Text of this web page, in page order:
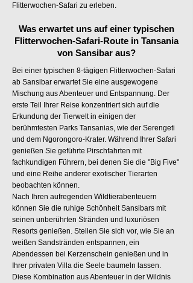
Flitterwochen-Safari zu erleben.
Was erwartet uns auf einer typischen
Flitterwochen-Safari-Route in Tansania
von Sansibar aus?
Bei einer typischen 8-tägigen Flitterwochen-Safari
ab Sansibar erwartet Sie eine ausgewogene
Mischung aus Abenteuer und Entspannung. Der
erste Teil Ihrer Reise konzentriert sich auf die
Erkundung der Tierwelt in einigen der
berühmtesten Parks Tansanias, wie der Serengeti
und dem Ngorongoro-Krater. Während Ihrer Safari
genießen Sie geführte Pirschfahrten mit
fachkundigen Führern, bei denen Sie die "Big Five"
und eine Reihe anderer exotischer Tierarten
beobachten können.
Nach Ihren aufregenden Wildtierabenteuern
können Sie die ruhige Schönheit Sansibars mit
seinen unberührten Stränden und luxuriösen
Resorts genießen. Stellen Sie sich vor, wie Sie an
weißen Sandstränden entspannen, ein
Abendessen bei Kerzenschein genießen und in
Ihrer privaten Villa die Seele baumeln lassen.
Diese Kombination aus Abenteuer in der Wildnis